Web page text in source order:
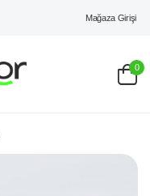
Mağaza Girişi
0